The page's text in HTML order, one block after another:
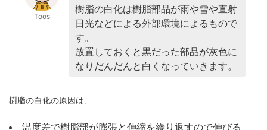
Toos
樹脂の白化は樹脂部品が雨や雪や直射
日光などによる外部環境によるもので
す。
放置しておくと黒だった部品が灰色に
なりだんだんと白くなっていきます。
樹脂の白化の原因は、
温度差で樹脂部が膨張と伸縮を繰り返すので伸びる